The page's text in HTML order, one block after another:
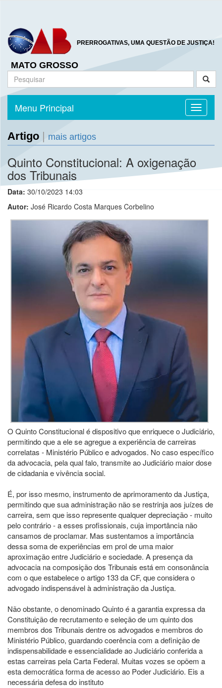
PRERROGATIVAS, UMA QUESTÃO DE JUSTIÇA!
MATO GROSSO
Toggle
Menu Principal
Artigo mais artigos
Quinto Constitucional: A oxigenação
dos Tribunais
Data: 30/10/2023 14:03
Autor: José Ricardo Costa Marques Corbelino
O Quinto Constitucional é dispositivo que enriquece o Judiciário,
permitindo que a ele se agregue a experiência de carreiras
correlatas - Ministério Público e advogados. No caso específico
da advocacia, pela qual falo, transmite ao Judiciário maior dose
de cidadania e vivência social.
É, por isso mesmo, instrumento de aprimoramento da Justiça,
permitindo que sua administração não se restrinja aos juízes de
carreira, sem que isso represente qualquer depreciação - muito
pelo contrário - a esses profissionais, cuja importância não
cansamos de proclamar. Mas sustentamos a importância
dessa soma de experiências em prol de uma maior
aproximação entre Judiciário e sociedade. A presença da
advocacia na composição dos Tribunais está em consonância
com o que estabelece o artigo 133 da CF, que considera o
advogado indispensável à administração da Justiça.
Não obstante, o denominado Quinto é a garantia expressa da
Constituição de recrutamento e seleção de um quinto dos
membros dos Tribunais dentre os advogados e membros do
Ministério Público, guardando coerência com a definição de
indispensabilidade e essencialidade ao Judiciário conferida a
estas carreiras pela Carta Federal. Muitas vozes se opõem a
esta democrática forma de acesso ao Poder Judiciário. Eis a
necessária defesa do instituto